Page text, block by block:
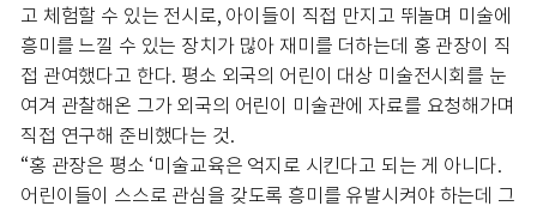
고 체험할 수 있는 전시로, 아이들이 직접 만지고 뛰놀며 미술에
흥미를 느낄 수 있는 장치가 많아 재미를 더하는데 홍 관장이 직
접 관여했다고 한다. 평소 외국의 어린이 대상 미술전시회를 눈
여겨 관찰해온 그가 외국의 어린이 미술관에 자료를 요청해가며
직접 연구해 준비했다는 것.
“홍 관장은 평소 ‘미술교육은 억지로 시킨다고 되는 게 아니다.
어린이들이 스스로 관심을 갖도록 흥미를 유발시켜야 하는데 그